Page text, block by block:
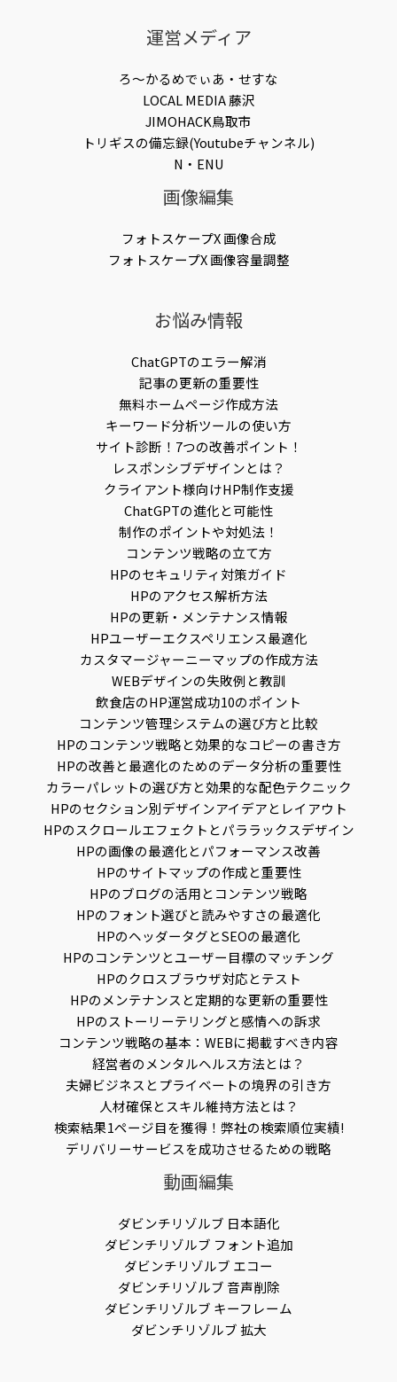
運営メディア
ろ〜かるめでぃあ・せすな
LOCAL MEDIA 藤沢
JIMOHACK鳥取市
トリギスの備忘録(Youtubeチャンネル)
N・ENU
画像編集
フォトスケープX 画像合成
フォトスケープX 画像容量調整
お悩み情報
ChatGPTのエラー解消
記事の更新の重要性
無料ホームページ作成方法
キーワード分析ツールの使い方
サイト診断！7つの改善ポイント！
レスポンシブデザインとは？
クライアント様向けHP制作支援
ChatGPTの進化と可能性
制作のポイントや対処法！
コンテンツ戦略の立て方
HPのセキュリティ対策ガイド
HPのアクセス解析方法
HPの更新・メンテナンス情報
HPユーザーエクスペリエンス最適化
カスタマージャーニーマップの作成方法
WEBデザインの失敗例と教訓
飲食店のHP運営成功10のポイント
コンテンツ管理システムの選び方と比較
HPのコンテンツ戦略と効果的なコピーの書き方
HPの改善と最適化のためのデータ分析の重要性
カラーパレットの選び方と効果的な配色テクニック
HPのセクション別デザインアイデアとレイアウト
HPのスクロールエフェクトとパララックスデザイン
HPの画像の最適化とパフォーマンス改善
HPのサイトマップの作成と重要性
HPのブログの活用とコンテンツ戦略
HPのフォント選びと読みやすさの最適化
HPのヘッダータグとSEOの最適化
HPのコンテンツとユーザー目標のマッチング
HPのクロスブラウザ対応とテスト
HPのメンテナンスと定期的な更新の重要性
HPのストーリーテリングと感情への訴求
コンテンツ戦略の基本：WEBに掲載すべき内容
経営者のメンタルヘルス方法とは？
夫婦ビジネスとプライベートの境界の引き方
人材確保とスキル維持方法とは？
検索結果1ページ目を獲得！弊社の検索順位実績!
デリバリーサービスを成功させるための戦略
動画編集
ダビンチリゾルブ 日本語化
ダビンチリゾルブ フォント追加
ダビンチリゾルブ エコー
ダビンチリゾルブ 音声削除
ダビンチリゾルブ キーフレーム
ダビンチリゾルブ 拡大